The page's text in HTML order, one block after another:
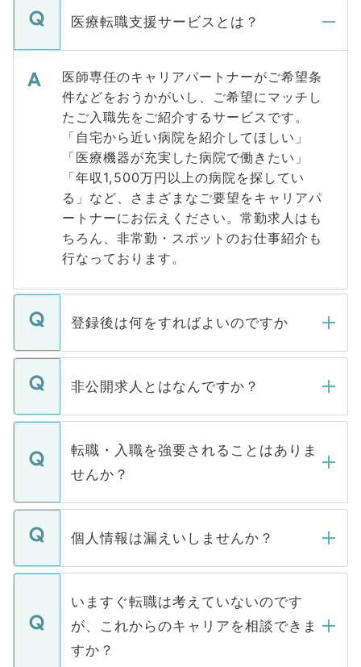
医療転職支援サービスとは？
医師専任のキャリアパートナーがご希望条
件などをおうかがいし、ご希望にマッチし
たご入職先をご紹介するサービスです。
「自宅から近い病院を紹介してほしい」
「医療機器が充実した病院で働きたい」
「年収1,500万円以上の病院を探してい
る」など、さまざまなご要望をキャリアパ
ートナーにお伝えください。常勤求人はも
ちろん、非常勤・スポットのお仕事紹介も
行なっております。
登録後は何をすればよいのですか
ご登録いただきましたら、弊社担当者がご
登録内容を確認し、その後メールもしくは
ます。通常、5営業日以内にはご連絡をせて
いただきますので、しばらくお待ちくださ
い。
非公開求人とはなんですか？
マイナビDOCTORで取り扱っている求人の
うち約3割は、Webサイトからご覧いただ
けない「非公開求人」です。非公開求人は
下記の理由によって、一般には公開してい
ません。
■応募殺到を避けるため 人気のある医療機
関を公にしてしまうと、応募が殺到する場
に、医療機関が求める条件に合った人材の
みを人材紹介会社に依頼するケースが増え
ています。
転職・入職を強要されることはありま
せんか？
転職・入職を強要することは一切ありませ
ん。また、仮に応募先から内定をいただい
定を承諾する必要はありません。内定先へ
の辞退の連絡はキャリアパートナーが行い
ますので、ご安心ください。
個人情報は漏えいしませんか？
個人情報が漏えいすることはありませんの
で、ご安心ください。当サイトからの登録
などで収集したご登録者様の個人情報は、
ご本人のキャリアアップおよび転職活動の
支援を目的に使用いたします。お預かりし
いますぐ転職は考えていないのです
が、これからのキャリアを相談できま
すか？